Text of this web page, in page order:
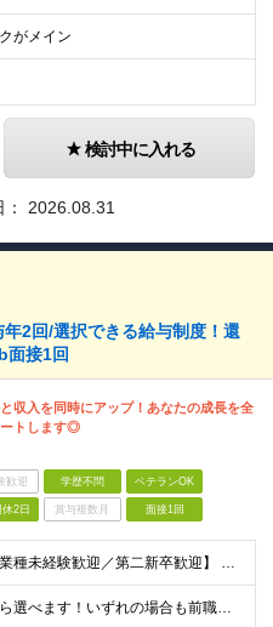
がメイン
検討中に入れる
2026.08.31
2回/選択できる給与制度！還
面接1回
収入を同時にアップ！あなたの成長を全
ートします◎
歓迎 学歴不問 ベテランOK
2日 賞与複数月 面接1回
【学歴不問／業種未経験歓迎／第二新卒歓迎】 ■IT・システムエンジニアの実務経験をお持ちの方※工程や使用言語、経験年数は不問 ◎転職回数は不問 ＼下記のような方にオススメ／ ・安定した収入を得たい方
以下の二つから選べます！いずれの場合も前職の給与を考盛し給与シミュレーションを作成します。 【プロセス型（コツコツ給与を上げたい方向け）】 ■月給25万円～50万円 ※年齢や社歴、仕事の取り組み姿勢